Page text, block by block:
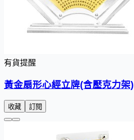
有貨提醒
黃金扇形心經立牌(含壓克力架)
收藏 訂閱